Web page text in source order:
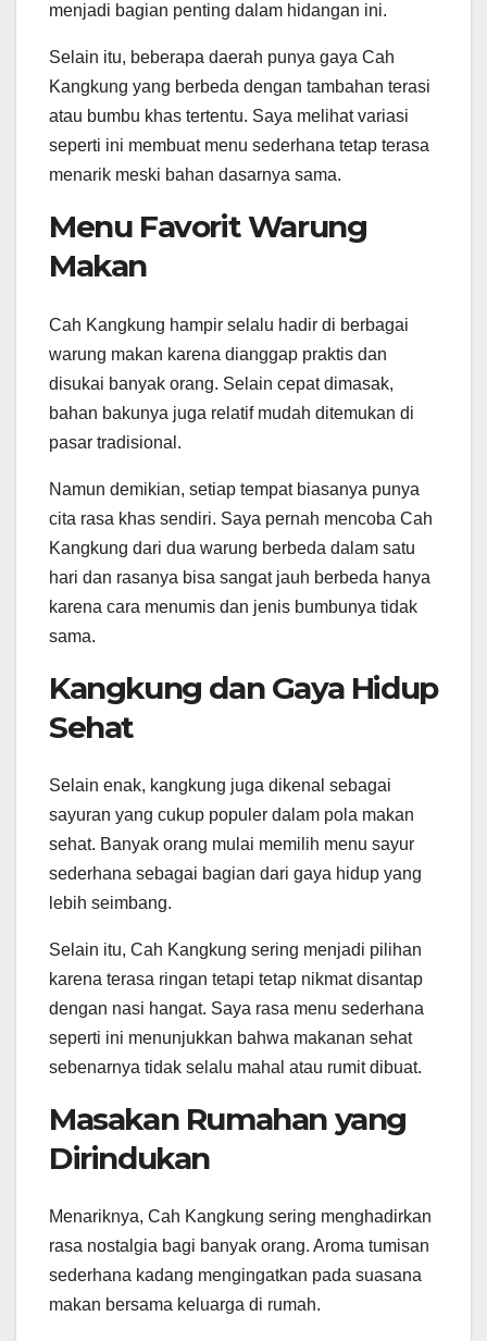
menjadi bagian penting dalam hidangan ini.
Selain itu, beberapa daerah punya gaya Cah
Kangkung yang berbeda dengan tambahan terasi
atau bumbu khas tertentu. Saya melihat variasi
seperti ini membuat menu sederhana tetap terasa
menarik meski bahan dasarnya sama.
Menu Favorit Warung
Makan
Cah Kangkung hampir selalu hadir di berbagai
warung makan karena dianggap praktis dan
disukai banyak orang. Selain cepat dimasak,
bahan bakunya juga relatif mudah ditemukan di
pasar tradisional.
Namun demikian, setiap tempat biasanya punya
cita rasa khas sendiri. Saya pernah mencoba Cah
Kangkung dari dua warung berbeda dalam satu
hari dan rasanya bisa sangat jauh berbeda hanya
karena cara menumis dan jenis bumbunya tidak
sama.
Kangkung dan Gaya Hidup
Sehat
Selain enak, kangkung juga dikenal sebagai
sayuran yang cukup populer dalam pola makan
sehat. Banyak orang mulai memilih menu sayur
sederhana sebagai bagian dari gaya hidup yang
lebih seimbang.
Selain itu, Cah Kangkung sering menjadi pilihan
karena terasa ringan tetapi tetap nikmat disantap
dengan nasi hangat. Saya rasa menu sederhana
seperti ini menunjukkan bahwa makanan sehat
sebenarnya tidak selalu mahal atau rumit dibuat.
Masakan Rumahan yang
Dirindukan
Menariknya, Cah Kangkung sering menghadirkan
rasa nostalgia bagi banyak orang. Aroma tumisan
sederhana kadang mengingatkan pada suasana
makan bersama keluarga di rumah.